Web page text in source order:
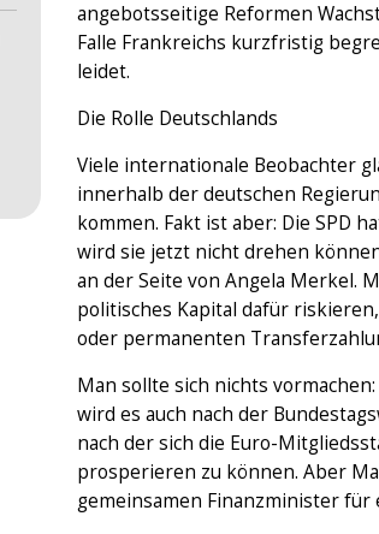
angebotsseitige Reformen
Falle Frankreichs kurzfristig
leidet.
Die Rolle Deutschlands
Viele internationale Beobachter
innerhalb der deutschen
kommen. Fakt ist aber: Die SPD
wird sie jetzt nicht drehen
an der Seite von Angela Merkel.
politisches Kapital dafür
oder permanenten
Man sollte sich nichts
wird es auch nach der
nach der sich die Euro-
prosperieren zu können. Aber
gemeinsamen Finanzminister